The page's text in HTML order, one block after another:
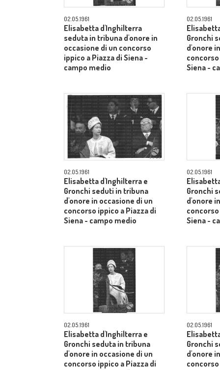
02.05.1961
Elisabetta d'Inghilterra
seduta in tribuna d'onore in
occasione di un concorso
ippico a Piazza di Siena -
campo medio
02.05.1961
Gronchi
d'onore
Siena -
02.05.1961
Elisabetta d'Inghilterra e
Gronchi seduti in tribuna
d'onore in occasione di un
concorso ippico a Piazza di
Siena - campo medio
02.05.1961
Gronchi
d'onore
Siena -
02.05.1961
Elisabetta d'Inghilterra e
Gronchi seduta in tribuna
d'onore in occasione di un
concorso ippico a Piazza di
02.05.1961
Gronchi
d'onore